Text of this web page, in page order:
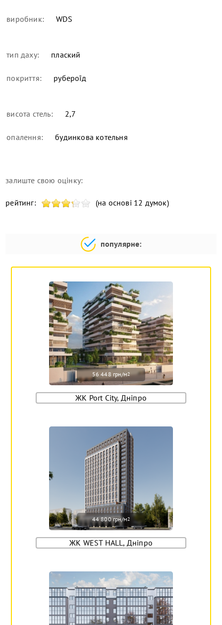
виробник: WDS
тип даху: плаский
покриття: рубероїд
висота стель: 2,7
опалення: будинкова котельня
залиште свою оцінку:
рейтинг: (на основі 12 думок)
популярне:
56 448 грн/м2
ЖК Port City, Дніпро
44 800 грн/м2
ЖК WEST HALL, Дніпро